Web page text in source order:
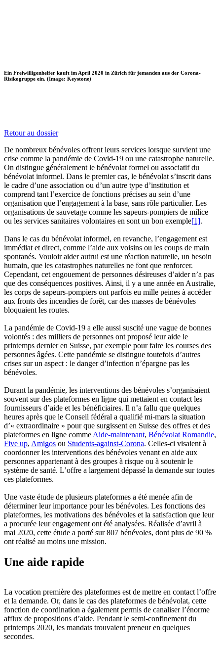
Ein Freiwilligenhelfer kauft im April 2020 in Zürich für jemanden aus der Corona-
Risikogruppe ein. (Image: Keystone)
Retour au dossier
De nombreux bénévoles offrent leurs services lorsque survient une
crise comme la pandémie de Covid-19 ou une catastrophe naturelle.
On distingue généralement le bénévolat formel ou associatif du
bénévolat informel. Dans le premier cas, le bénévolat s’inscrit dans
le cadre d’une association ou d’un autre type d’institution et
comprend tant l’exercice de fonctions précises au sein d’une
organisation que l’engagement à la base, sans rôle particulier. Les
organisations de sauvetage comme les sapeurs-pompiers de milice
ou les services sanitaires volontaires en sont un bon exemple[1].
Dans le cas du bénévolat informel, en revanche, l’engagement est
immédiat et direct, comme l’aide aux voisins ou les coups de main
spontanés. Vouloir aider autrui est une réaction naturelle, un besoin
humain, que les catastrophes naturelles ne font que renforcer.
Cependant, cet engouement de personnes désireuses d’aider n’a pas
que des conséquences positives. Ainsi, il y a une année en Australie,
les corps de sapeurs-pompiers ont parfois eu mille peines à accéder
aux fronts des incendies de forêt, car des masses de bénévoles
bloquaient les routes.
La pandémie de Covid-19 a elle aussi suscité une vague de bonnes
volontés : des milliers de personnes ont proposé leur aide le
printemps dernier en Suisse, par exemple pour faire les courses des
personnes âgées. Cette pandémie se distingue toutefois d’autres
crises sur un aspect : le danger d’infection n’épargne pas les
bénévoles.
Durant la pandémie, les interventions des bénévoles s’organisaient
souvent sur des plateformes en ligne qui mettaient en contact les
fournisseurs d’aide et les bénéficiaires. Il n’a fallu que quelques
heures après que le Conseil fédéral a qualifié mi-mars la situation
d’« extraordinaire » pour que surgissent en Suisse des offres et des
plateformes en ligne comme Aide-maintenant, Bénévolat Romandie,
Five up, Amigos ou Students-against-Corona. Celles-ci visaient à
coordonner les interventions des bénévoles venant en aide aux
personnes appartenant à des groupes à risque ou à soutenir le
système de santé. L’offre a largement dépassé la demande sur toutes
ces plateformes.
Une vaste étude de plusieurs plateformes a été menée afin de
déterminer leur importance pour les bénévoles. Les fonctions des
plateformes, les motivations des bénévoles et la satisfaction que leur
a procurée leur engagement ont été analysées. Réalisée d’avril à
mai 2020, cette étude a porté sur 807 bénévoles, dont plus de 90 %
ont réalisé au moins une mission.
Une aide rapide
La vocation première des plateformes est de mettre en contact l’offre
et la demande. Or, dans le cas des plateformes de bénévolat, cette
fonction de coordination a également permis de canaliser l’énorme
afflux de propositions d’aide. Pendant le semi-confinement du
printemps 2020, les mandats trouvaient preneur en quelques
secondes.